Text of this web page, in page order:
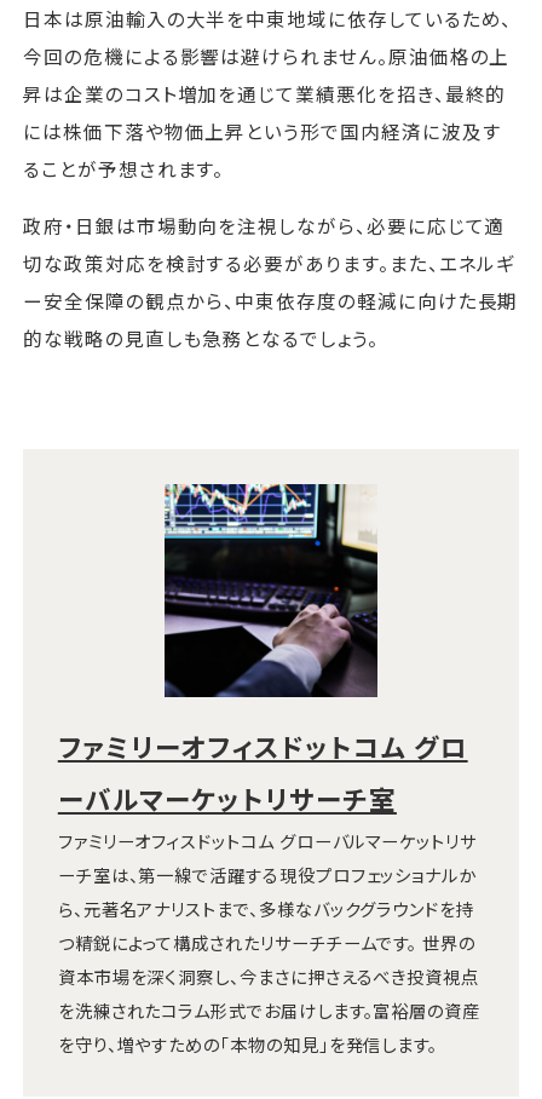
日本は原油輸入の大半を中東地域に依存しているため、
今回の危機による影響は避けられません。原油価格の上
昇は企業のコスト増加を通じて業績悪化を招き、最終的
には株価下落や物価上昇という形で国内経済に波及す
ることが予想されます。
政府・日銀は市場動向を注視しながら、必要に応じて適
切な政策対応を検討する必要があります。また、エネルギ
ー安全保障の観点から、中東依存度の軽減に向けた長期
的な戦略の見直しも急務となるでしょう。
ファミリーオフィスドットコム グロ
ーバルマーケットリサーチ室
ファミリーオフィスドットコム グローバルマーケットリサ
ーチ室は、第一線で活躍する現役プロフェッショナルか
ら、元著名アナリストまで、多様なバックグラウンドを持
つ精鋭によって構成されたリサーチチームです。 世界の
資本市場を深く洞察し、今まさに押さえるべき投資視点
を洗練されたコラム形式でお届けします。富裕層の資産
を守り、増やすための「本物の知見」を発信します。